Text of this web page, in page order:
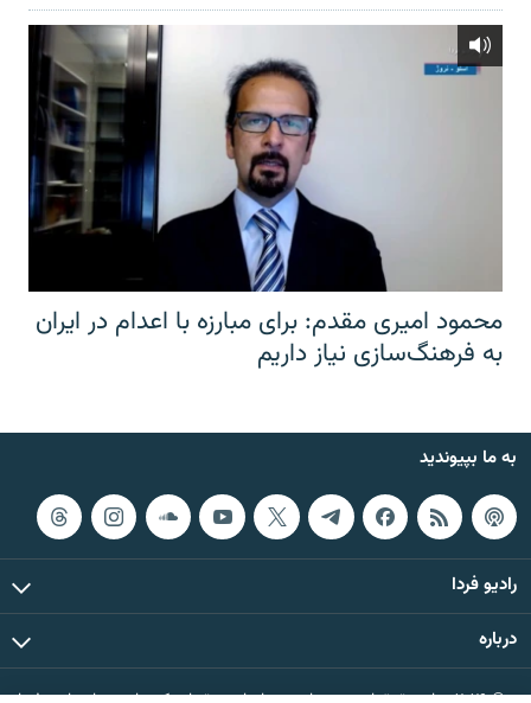
محمود امیری مقدم: برای مبارزه با اعدام در ایران
به فرهنگ‌سازی نیاز داریم
به ما بپیوندید
رادیو فردا
درباره